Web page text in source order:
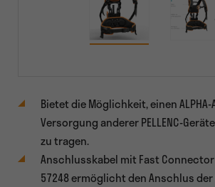
Bietet die Möglichkeit, einen
Versorgung anderer PELLENC-
zu tragen.
Anschlusskabel mit Fast
57248 ermöglicht den Anschlus